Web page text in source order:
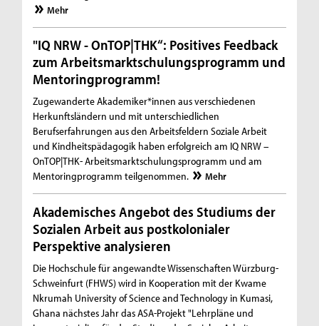
Mehr
"IQ NRW - OnTOP|THK“: Positives Feedback
zum Arbeitsmarktschulungsprogramm und
Mentoringprogramm!
Zugewanderte Akademiker*innen aus verschiedenen
Herkunftsländern und mit unterschiedlichen
Berufserfahrungen aus den Arbeitsfeldern Soziale Arbeit
und Kindheitspädagogik haben erfolgreich am IQ NRW –
OnTOP|THK- Arbeitsmarktschulungsprogramm und am
Mentoringprogramm teilgenommen.
Mehr
Akademisches Angebot des Studiums der
Sozialen Arbeit aus postkolonialer
Perspektive analysieren
Die Hochschule für angewandte Wissenschaften Würzburg-
Schweinfurt (FHWS) wird in Kooperation mit der Kwame
Nkrumah University of Science and Technology in Kumasi,
Ghana nächstes Jahr das ASA-Projekt "Lehrpläne und